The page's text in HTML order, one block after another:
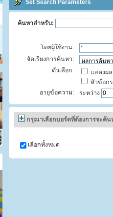
Set Search Parameters
ค้นหาสำหรับ:
โดยผู้ใช้งาน:
จัดเรียงการค้นหา:
ตัวเลือก:
แสดงผ
หัวข้อก
อายุข้อความ:
ระหว่าง
กรุณาเลือกบอร์ดที่ต้องการจะค้น
เลือกทั้งหมด